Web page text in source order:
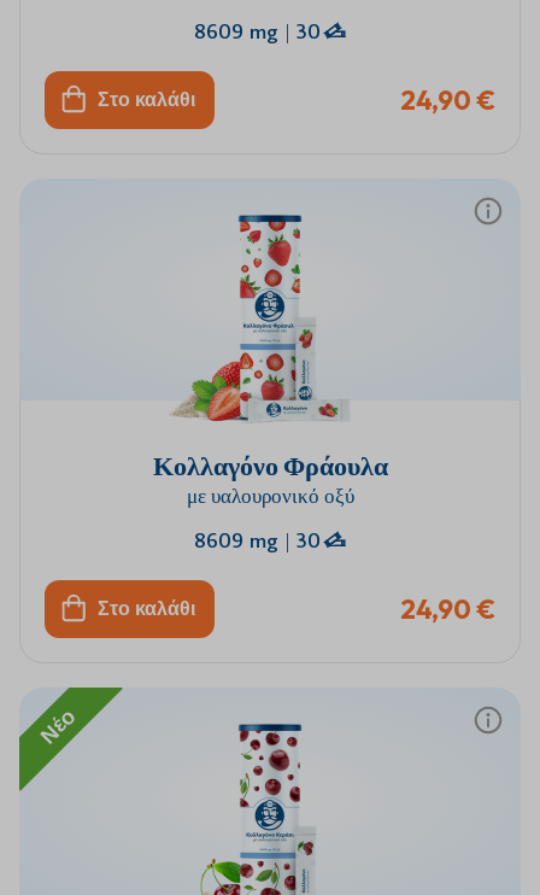
8609 mg | 30
Στο καλάθι 24,90 €
Κολλαγόνο Φράουλα
με υαλουρονικό οξύ
8609 mg | 30
Στο καλάθι 24,90 €
Νέο